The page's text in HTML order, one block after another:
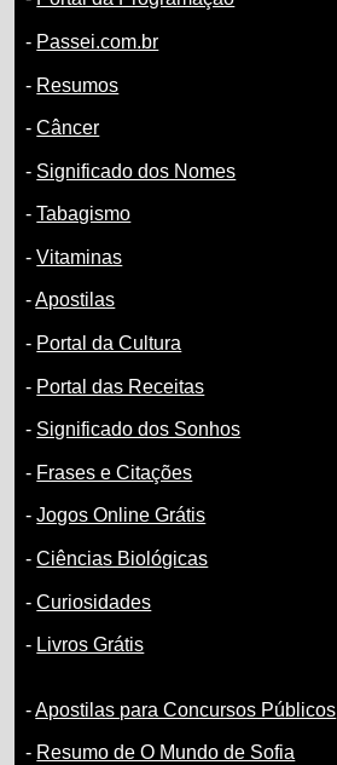
- Passei.com.br
- Resumos
-Câncer
- Significado dos Nomes
-Tabagismo
-Vitaminas
-Apostilas
- Portal da Cultura
- Portal das Receitas
- Significado dos Sonhos
- Frases e Citações
-Jogos Online Grátis
-Ciências Biológicas
-Curiosidades
- Livros Grátis
-Apostilas para Concursos Públicos
- Resumo de O Mundo de Sofia